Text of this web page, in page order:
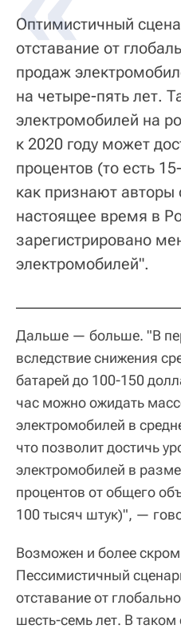
Оптимистичный
отставание от
продаж
на четыре-пять лет.
электромобилей на
к 2020 году может
процентов (то есть
как признают авторы
настоящее время в
зарегистрировано
электромобилей".
Дальше — больше. "В
вследствие снижения
батарей до 100-150
час можно ожидать
электромобилей в
что позволит достичь
электромобилей в
процентов от общего
100 тысяч штук)", —
Возможен и более
Пессимистичный
отставание от
шесть-семь лет. В таком